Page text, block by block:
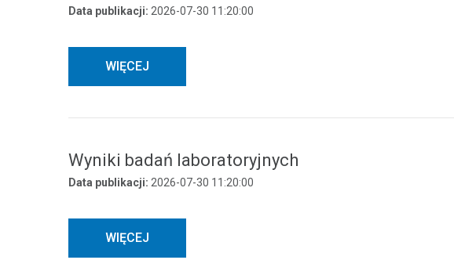
Data publikacji: 2026-07-30 11:20:00
WIĘCEJ
Wyniki badań laboratoryjnych
Data publikacji: 2026-07-30 11:20:00
WIĘCEJ